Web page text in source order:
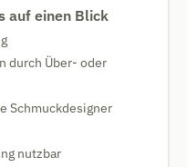
auf einen Blick
durch Über- oder
Schmuckdesigner
nutzbar